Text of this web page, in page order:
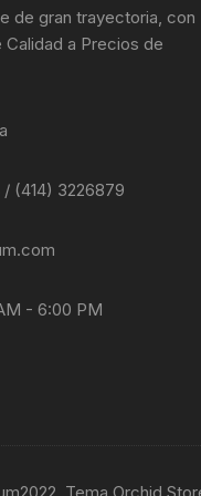
de
producto
de gran trayectoria, con
a Precios de
(414) 3226879
- 6:00 PM